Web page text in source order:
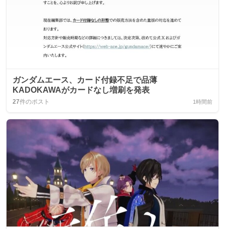
ガンダムエース、カード付録不足で品薄
KADOKAWAがカードなし増刷を発表
27件のポスト 1時間前